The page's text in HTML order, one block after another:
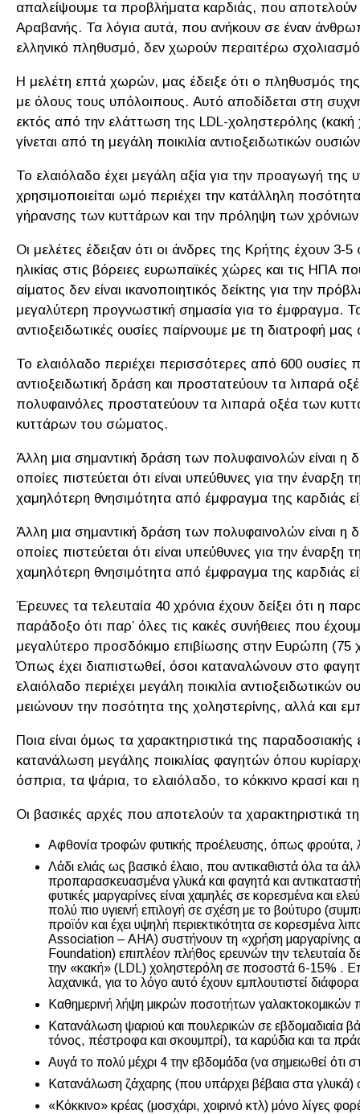
απαλείψουμε τα προβλήματα καρδιάς, που
Αραβανής. Τα λόγια αυτά, που ανήκουν σε έναν
ελληνικό πληθυσμό, δεν χωρούν περαιτέρω
Η μελέτη επτά χωρών, μας έδειξε ότι ο πληθυσμός
με όλους τους υπόλοιπους. Αυτό αποδίδεται στη
εκτός από την ελάττωση της LDL-χοληστερόλης
γίνεται από τη μεγάλη ποικιλία αντιοξειδωτικών
Το ελαιόλαδο έχει μεγάλη αξία για την προαγωγή
χρησιμοποιείται ωμό περιέχει την κατάλληλη
γήρανσης των κυττάρων και την πρόληψη των
Οι μελέτες έδειξαν ότι οι άνδρες της Κρήτης έχουν
ηλικίας στις βόρειες ευρωπαϊκές χώρες και τις ΗΠΑ
αίματος δεν είναι ικανοποιητικός δείκτης για την
μεγαλύτερη προγνωστική σημασία για το έμφραγμα.
αντιοξειδωτικές ουσίες παίρνουμε με τη διατροφή
Το ελαιόλαδο περιέχει περισσότερες από 600 ουσίες
αντιοξειδωτική δράση και προστατεύουν τα λιπαρά
πολυφαινόλες προστατεύουν τα λιπαρά οξέα των
κυττάρων του σώματος.
Άλλη μια σημαντική δράση των πολυφαινολών είναι η
οποίες πιστεύεται ότι είναι υπεύθυνες για την
χαμηλότερη θνησιμότητα από έμφραγμα της καρδιάς
Άλλη μια σημαντική δράση των πολυφαινολών είναι η
οποίες πιστεύεται ότι είναι υπεύθυνες για την
χαμηλότερη θνησιμότητα από έμφραγμα της καρδιάς
Έρευνες τα τελευταία 40 χρόνια έχουν δείξει ότι η
παράδοξο ότι παρ’ όλες τις κακές συνήθειες που
μεγαλύτερο προσδόκιμο επιβίωσης στην Ευρώπη (75
Όπως έχει διαπιστωθεί, όσοι καταναλώνουν στο
ελαιόλαδο περιέχει μεγάλη ποικιλία
μειώνουν την ποσότητα της χοληστερίνης, αλλά και
Ποια είναι όμως τα χαρακτηριστικά της παραδοσιακής
κατανάλωση μεγάλης ποικιλίας φαγητών όπου
όσπρια, τα ψάρια, το ελαιόλαδο, το κόκκινο κρασί
Οι βασικές αρχές που αποτελούν τα χαρακτηριστικά
Αφθονία τροφών φυτικής προέλευσης, όπως φρούτα,
Λάδι ελιάς ως βασικό έλαιο, που αντικαθιστά όλα τα
προπαρασκευασμένα γλυκά και φαγητά και
φυτικές μαργαρίνες είναι χαμηλές σε κορεσμένα και
πολύ πιο υγιεινή επιλογή σε σχέση με το βούτυρο
προϊόν και έχει υψηλή περιεκτικότητα σε κορεσμένα
Association – AHA) συστήνουν τη «χρήση μαργαρίνης
Foundation) επιπλέον πλήθος ερευνών την τελευταία
την «κακή» (LDL) χοληστερόλη σε ποσοστά 6-15% .
λαχανικά, για το λόγο αυτό έχουν εμπλουτιστεί
Καθημερινή λήψη μικρών ποσοτήτων γαλακτοκομικών
Κατανάλωση ψαριού και πουλερικών σε εβδομαδιαία
τόνος, πέστροφα και σκουμπρί), τα καρύδια και τα
Αυγά το πολύ μέχρι 4 την εβδομάδα (να σημειωθεί ότι
Κατανάλωση ζάχαρης (που υπάρχει βέβαια στα γλυκά)
«Κόκκινο» κρέας (μοσχάρι, χοιρινό κτλ) μόνο λίγες